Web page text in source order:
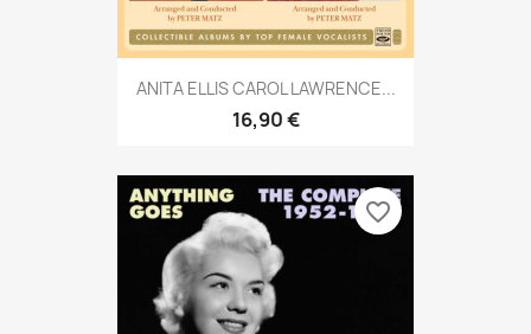
ANITA ELLIS CAROL LAWRENCE...
16,90 €
favorite_border